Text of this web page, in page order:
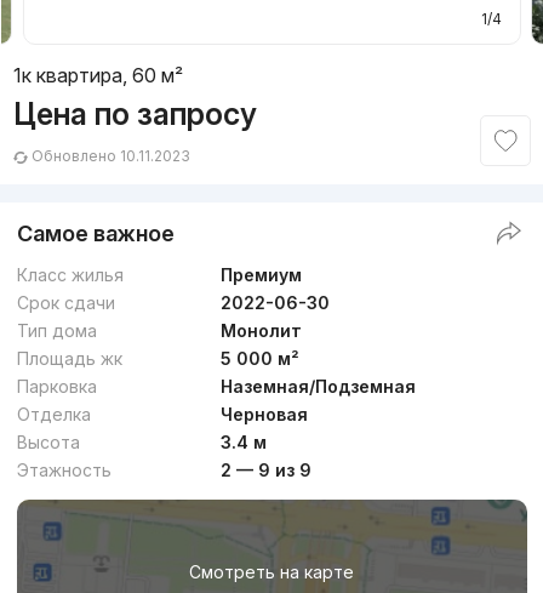
1/4
1к квартира, 60 м²
Цена по запросу
Обновлено 10.11.2023
Самое важное
Класс жилья
Премиум
Срок сдачи
2022-06-30
Тип дома
Монолит
Площадь жк
5 000 м²
Парковка
Наземная/Подземная
Отделка
Черновая
Высота
3.4 м
Этажность
2 — 9 из 9
Смотреть на карте